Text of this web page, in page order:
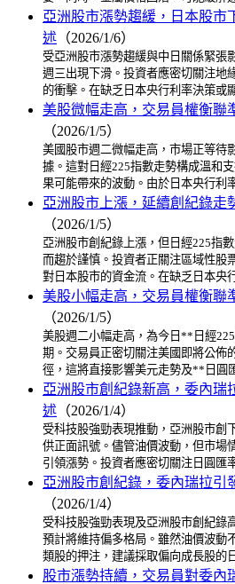
亞洲股市漲勢趨緩，日本股市
述 （2026/1/6）
受亞洲股市漲勢趨緩與中日關係緊張
週三出現下滑。投資者應密切關注地
的衝擊。在缺乏日本央行利率決策或
美股微幅走高，交易員權衡聯
（2026/1/5）
美國股市週二微幅走高，市場正等待
據。這對日經225指數走勢構成溫和
果可能帶來的波動。由於日本央行利
亞洲股市上漲，延續創紀錄走
（2026/1/5）
亞洲股市創紀錄上漲，但日經225指
而趨於謹慎。投資者正關注區域性股
對日本股市的資金流。在缺乏日本央
美股小幅走高，交易員權衡聯
（2026/1/5）
美股週二小幅走高，為今日**日經
期。交易員正密切關注美國即將公佈
徑，這將直接影響美元走勢及**日圓
亞洲股市創紀錄新高，委內瑞
述 （2026/1/4）
受科技股強勁表現推動，亞洲股市創
供正面訊號。儘管油價波動，但市場
引領漲勢。投資者應密切關注日圓匯
亞洲股市創紀錄，委內瑞拉引
（2026/1/4）
受科技股強勁表現及亞洲股市創紀錄
預計將維持偏多格局。雖然油價波動
類股的押注，建議採取偏向成長股的
股市漲勢持續，交易員對委內